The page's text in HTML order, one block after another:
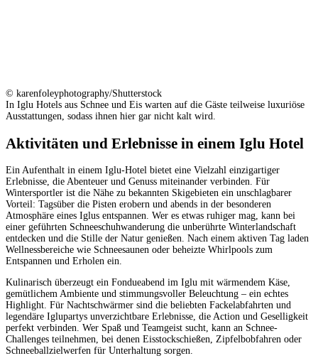
© karenfoleyphotography/Shutterstock
In Iglu Hotels aus Schnee und Eis warten auf die Gäste teilweise luxuriöse
Ausstattungen, sodass ihnen hier gar nicht kalt wird.
Aktivitäten und Erlebnisse in einem Iglu Hotel
Ein Aufenthalt in einem Iglu-Hotel bietet eine Vielzahl einzigartiger
Erlebnisse, die Abenteuer und Genuss miteinander verbinden. Für
Wintersportler ist die Nähe zu bekannten Skigebieten ein unschlagbarer
Vorteil: Tagsüber die Pisten erobern und abends in der besonderen
Atmosphäre eines Iglus entspannen. Wer es etwas ruhiger mag, kann bei
einer geführten Schneeschuhwanderung die unberührte Winterlandschaft
entdecken und die Stille der Natur genießen. Nach einem aktiven Tag laden
Wellnessbereiche wie Schneesaunen oder beheizte Whirlpools zum
Entspannen und Erholen ein.
Kulinarisch überzeugt ein Fondueabend im Iglu mit wärmendem Käse,
gemütlichem Ambiente und stimmungsvoller Beleuchtung – ein echtes
Highlight. Für Nachtschwärmer sind die beliebten Fackelabfahrten und
legendäre Iglupartys unverzichtbare Erlebnisse, die Action und Geselligkeit
perfekt verbinden. Wer Spaß und Teamgeist sucht, kann an Schnee-
Challenges teilnehmen, bei denen Eisstockschießen, Zipfelbobfahren oder
Schneeballzielwerfen für Unterhaltung sorgen.